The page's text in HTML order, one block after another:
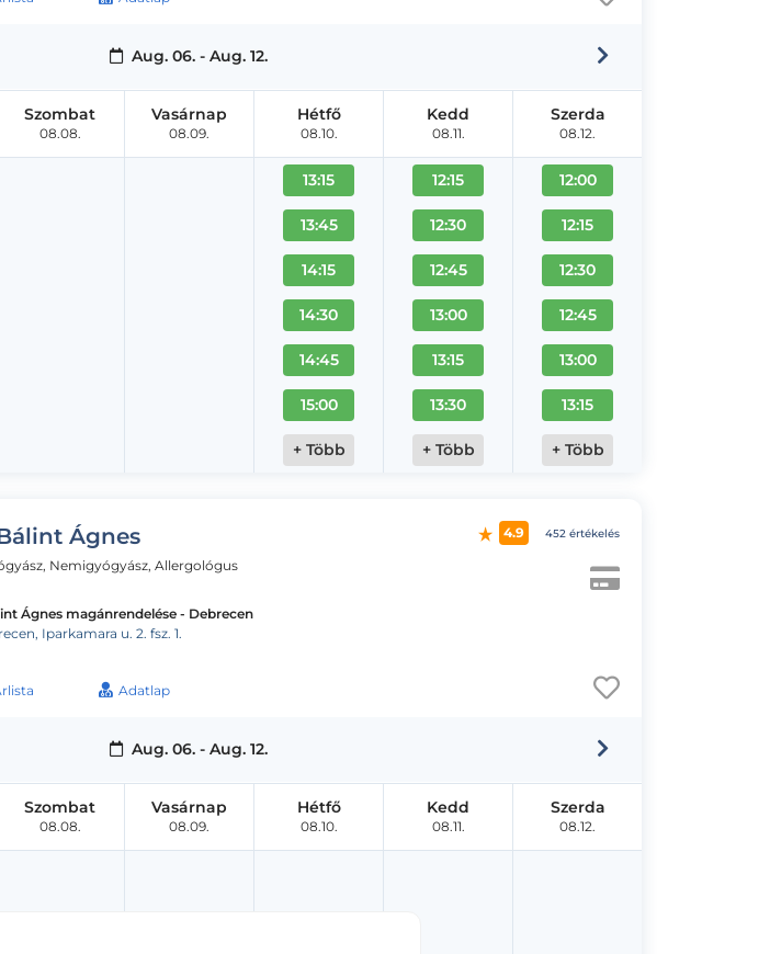
Aug. 06. - Aug. 12.
Szombat
08.08.
Vasárnap
08.09.
Hétfő
08.10.
13:15
13:45
14:15
14:30
14:45
15:00
+ Több
Kedd
08.11.
12:15
12:30
12:45
13:00
13:15
13:30
+ Több
Szerda
08.12.
12:00
12:15
12:30
12:45
13:00
13:15
+ Több
Ágnes
Nemigyógyász, Allergológus
Ágnes magánrendelése - Debrecen
Iparkamara u. 2. fsz. 1.
Adatlap
4.9 452 értékelés
Aug. 06. - Aug. 12.
Szombat
08.08.
Vasárnap
08.09.
Hétfő
08.10.
Kedd
08.11.
Szerda
08.12.